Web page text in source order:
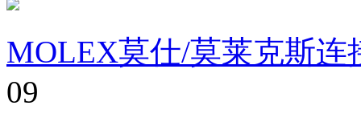
MOLEX莫仕/莫莱克斯连
09